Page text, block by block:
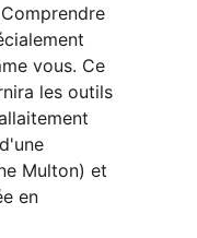
vous. Ce
les outils
Multon) et
en